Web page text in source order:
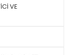
VE